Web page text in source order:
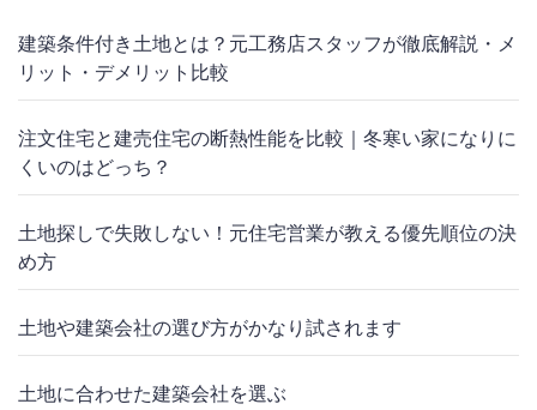
建築条件付き土地とは？元工務店スタッフが徹底解説・メ
リット・デメリット比較
注文住宅と建売住宅の断熱性能を比較｜冬寒い家になりに
くいのはどっち？
土地探しで失敗しない！元住宅営業が教える優先順位の決
め方
土地や建築会社の選び方がかなり試されます
土地に合わせた建築会社を選ぶ